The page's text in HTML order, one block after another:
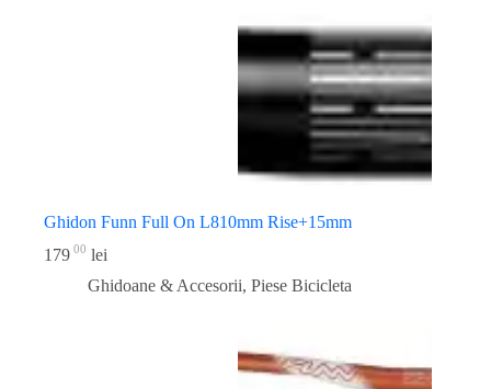
Ghidon Funn Full On L810mm Rise+15mm
179 00 lei
Ghidoane & Accesorii, Piese Bicicleta